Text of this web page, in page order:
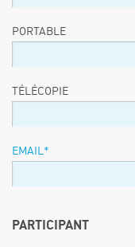
PORTABLE
TÉLÉCOPIE
EMAIL *
PARTICIPANT